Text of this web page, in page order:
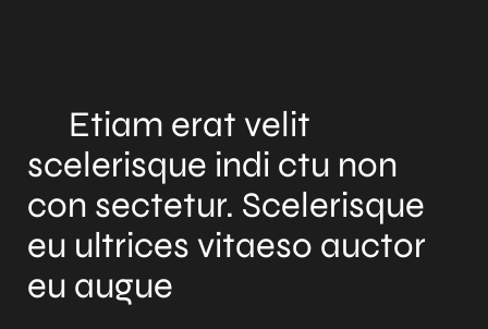
Etiam erat velit
scelerisque indi ctu non
con sectetur. Scelerisque
eu ultrices vitaeso auctor
eu augue